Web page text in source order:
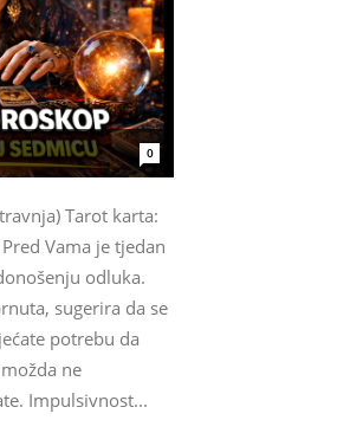
0
Tarot karta:
Vama je tjedan
odluka.
sugerira da se
potrebu da
ne
Impulsivnost...